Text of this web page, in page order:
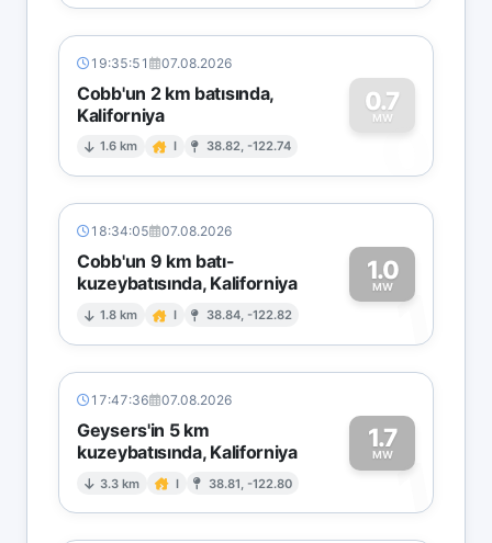
19:35:51 07.08.2026
Cobb'un 2 km batısında,
Kaliforniya
1.6 km I 38.82, -122.74
0.7
MW
0
18:34:05 07.08.2026
Cobb'un 9 km batı-
kuzeybatısında, Kaliforniya
1.8 km I 38.84, -122.82
1.0
MW1
17:47:36 07.08.2026
Geysers'in 5 km
kuzeybatısında, Kaliforniya
3.3 km I 38.81, -122.80
1.7
MW1